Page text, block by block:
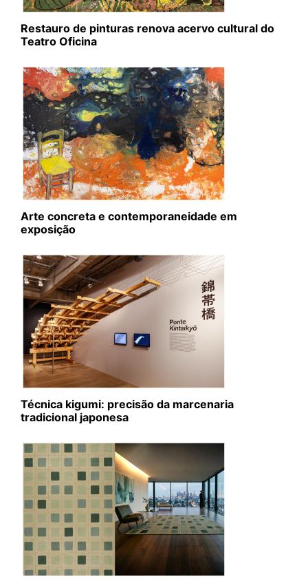
Restauro de pinturas renova acervo cultural do
Teatro Oficina
Arte concreta e contemporaneidade em
exposição
Técnica kigumi: precisão da marcenaria
tradicional japonesa